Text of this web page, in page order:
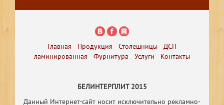
Главная Продукция Столешницы
ДСП
ламинированная
Фурнитура Услуги Контакты
БЕЛИНТЕРПЛИТ 2015
Данный Интернет-сайт носит исключительно рекламно-